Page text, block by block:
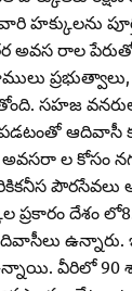
హక్కులను
అవస రాల
సహజ
ఆదివాసీ
అవసరా ల కోసం
ప్రకారం దేశం
ఉన్నారు.
వీరిలో 90